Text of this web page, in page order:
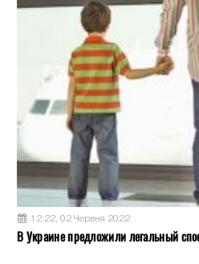
12:22, 02 Червня 2022
В Украине предложили легальный